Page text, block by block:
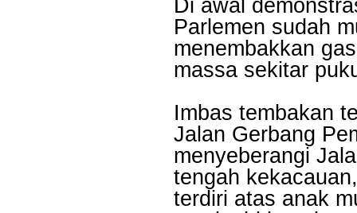
Parlemen sudah
menembakkan
massa sekitar
Imbas tembakan
Jalan Gerbang
menyeberangi
tengah
terdiri atas anak